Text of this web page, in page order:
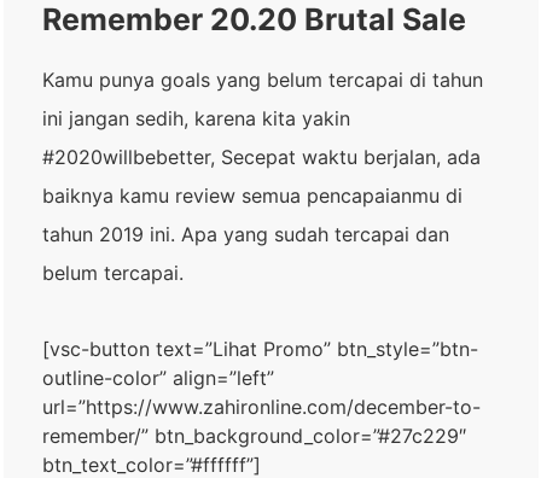
Remember 20.20 Brutal Sale
Kamu punya goals yang belum tercapai di tahun
ini jangan sedih, karena kita yakin
#2020willbebetter, Secepat waktu berjalan, ada
baiknya kamu review semua pencapaianmu di
tahun 2019 ini. Apa yang sudah tercapai dan
belum tercapai.
[vsc-button text=”Lihat Promo” btn_style=”btn-
outline-color” align=”left”
url=”https://www.zahironline.com/december-to-
remember/” btn_background_color=”#27c229″
btn_text_color=”#ffffff”]